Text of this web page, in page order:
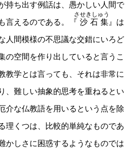
持ち出す例話は、愚かしい人間で
言えるのである。 『沙石集
させきしゅう
』は
人間模様の不思議な交錯にいろど
の空間を作り出していると言うこ
教学とは言っても、それは非常に
、難しい抽象的思考を重ねるとい
介な仏教語を用いるという点を除
理くつは、比較的単純なものであ
かしさに困惑するようなものでは